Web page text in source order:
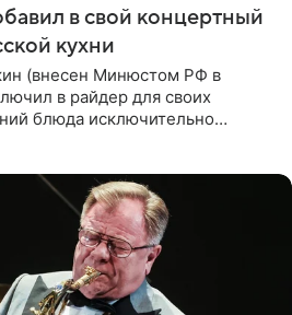
в свой концертный
кухни
(внесен Минюстом РФ в
в райдер для своих
блюда исключительно